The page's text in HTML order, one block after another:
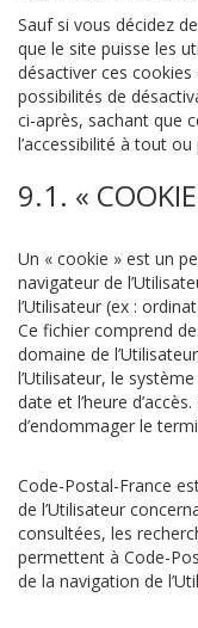
Sauf si vous décidez
que le site puisse les
désactiver ces
possibilités de
ci-après, sachant que
l’accessibilité à tout
9.1. «
Un « cookie » est un
navigateur de
l’Utilisateur (ex :
Ce fichier comprend
domaine de
l’Utilisateur, le
date et l’heure
d’endommager le
Code-Postal-France
de l’Utilisateur
consultées, les
permettent à Code-
de la navigation de